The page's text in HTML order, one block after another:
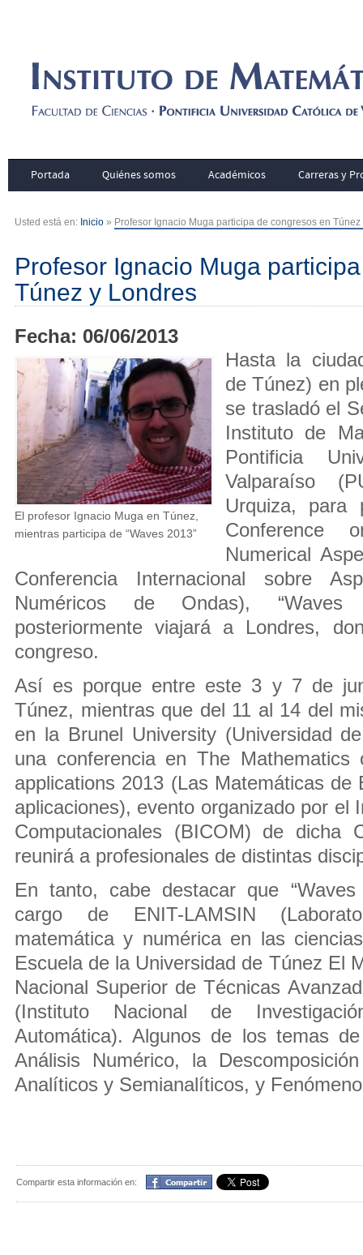
Portada Quiénes somos Académicos Carreras y
Usted está en: Inicio » Profesor Ignacio Muga participa de congresos en
Profesor Ignacio Muga
Túnez y Londres
Fecha: 06/06/2013
El profesor Ignacio Muga en Túnez,
mientras participa de “Waves 2013”
Hasta la
de Túnez) en
se trasladó el
Instituto de
Pontificia
Valparaíso
Urquiza, para
Conference
Numerical
Conferencia Internacional sobre
Numéricos de Ondas),
posteriormente viajará a Londres,
congreso.
Así es porque entre este 3 y 7 de
Túnez, mientras que del 11 al 14 del
en la Brunel University (Universidad
una conferencia en The
applications 2013 (Las Matemáticas de
aplicaciones), evento organizado por el
Computacionales (BICOM) de dicha
reunirá a profesionales de distintas
En tanto, cabe destacar que
cargo de ENIT-LAMSIN
matemática y numérica en las
Escuela de la Universidad de Túnez El
Nacional Superior de Técnicas
(Instituto Nacional de
Automática). Algunos de los temas
Análisis Numérico, la
Analíticos y Semianalíticos, y
Compartir esta información en: Compartir